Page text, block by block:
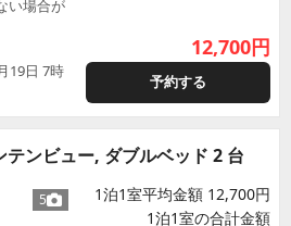
い場合が
19日 7時
12,700円
予約する
ンビュー, ダブルベッド 2 台
5
1泊1室平均金額 12,700円
1泊1室の合計金額